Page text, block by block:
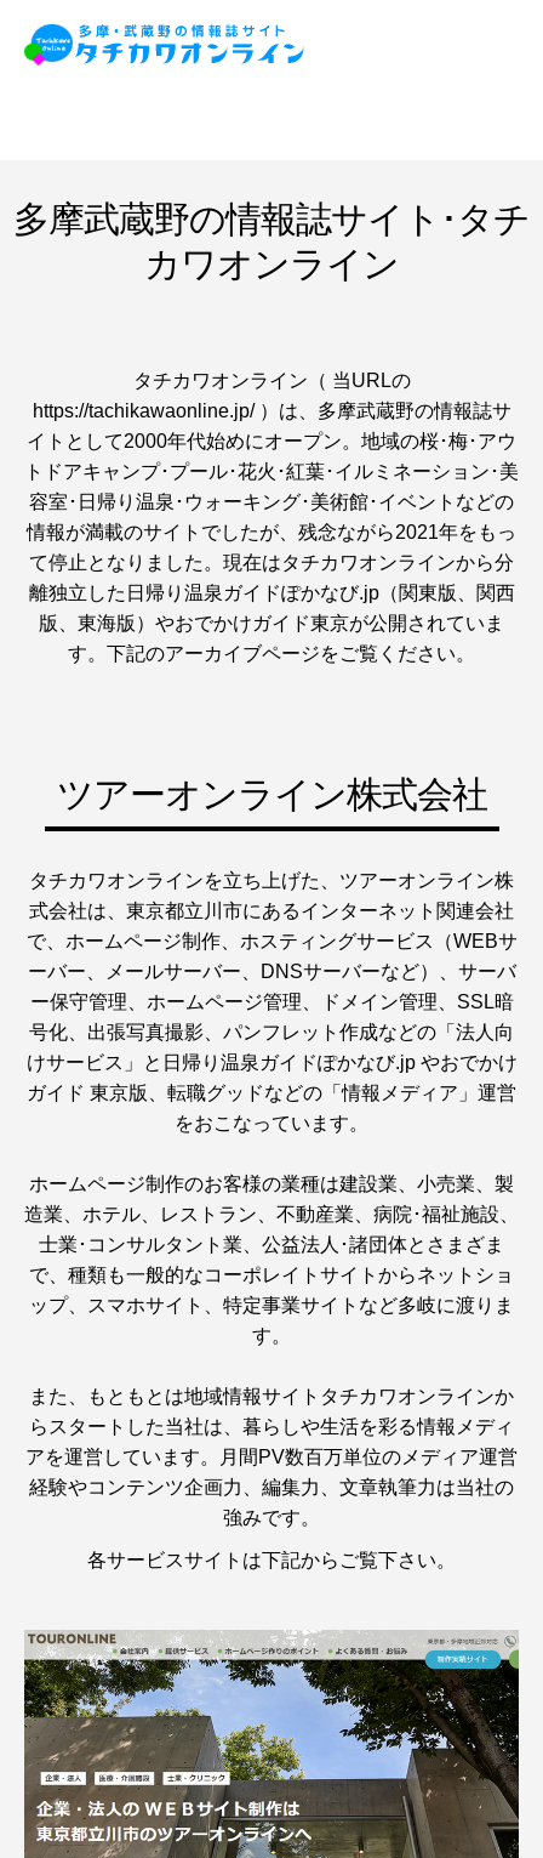
多摩武蔵野の情報誌サイト･タチ
カワオンライン
タチカワオンライン（ 当URLの
https://tachikawaonline.jp/ ）は、多摩武蔵野の情報誌サ
イトとして2000年代始めにオープン。地域の桜･梅･アウ
トドアキャンプ･プール･花火･紅葉･イルミネーション･美
容室･日帰り温泉･ウォーキング･美術館･イベントなどの
情報が満載のサイトでしたが、残念ながら2021年をもっ
て停止となりました。現在はタチカワオンラインから分
離独立した日帰り温泉ガイドぽかなび.jp（関東版、関西
版、東海版）やおでかけガイド東京が公開されていま
す。下記のアーカイブページをご覧ください。
ツアーオンライン株式会社
タチカワオンラインを立ち上げた、ツアーオンライン株
式会社は、東京都立川市にあるインターネット関連会社
で、ホームページ制作、ホスティングサービス（WEBサ
ーバー、メールサーバー、DNSサーバーなど）、サーバ
ー保守管理、ホームページ管理、ドメイン管理、SSL暗
号化、出張写真撮影、パンフレット作成などの「法人向
けサービス」と日帰り温泉ガイドぽかなび.jp やおでかけ
ガイド 東京版、転職グッドなどの「情報メディア」運営
をおこなっています。
ホームページ制作のお客様の業種は建設業、小売業、製
造業、ホテル、レストラン、不動産業、病院･福祉施設、
士業･コンサルタント業、公益法人･諸団体とさまざま
で、種類も一般的なコーポレイトサイトからネットショ
ップ、スマホサイト、特定事業サイトなど多岐に渡りま
す。
また、もともとは地域情報サイトタチカワオンラインか
らスタートした当社は、暮らしや生活を彩る情報メディ
アを運営しています。月間PV数百万単位のメディア運営
経験やコンテンツ企画力、編集力、文章執筆力は当社の
強みです。
各サービスサイトは下記からご覧下さい。